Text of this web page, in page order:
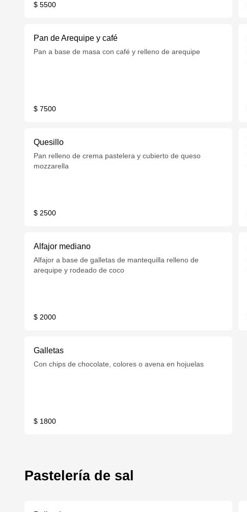
$ 5500
Pan de Arequipe y café
Pan a base de masa con café y relleno de arequipe
$ 7500
Quesillo
Pan relleno de crema pastelera y cubierto de queso
mozzarella
$ 2500
Alfajor mediano
Alfajor a base de galletas de mantequilla relleno de
arequipe y rodeado de coco
$ 2000
Galletas
Con chips de chocolate, colores o avena en hojuelas
$ 1800
Pastelería de sal